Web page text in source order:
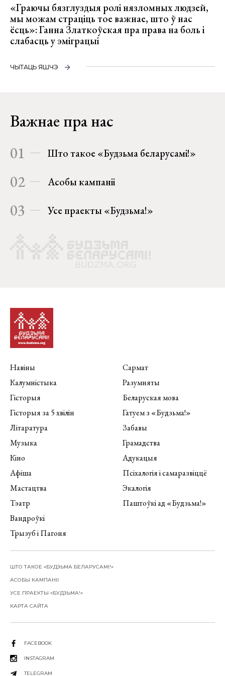
«Граючы бязглуздыя ролі нязломных людзей,
мы можам страціць тое важнае, што ў нас
ёсць»: Ганна Златкоўская пра права на боль і
слабасць у эміграцыі
ЧЫТАЦЬ ЯШЧЭ
Важнае пра нас
01 Што такое «Будзьма беларусамі!»
02 Асобы кампаніі
03 Усе праекты «Будзьма!»
Навіны
Калумністыка
Гісторыя
Гісторыя за 5 хвілін
Літаратура
Музыка
Кіно
Афіша
Мастацтва
Тэатр
Вандроўкі
Трызуб і Пагоня
Сармат
Разумняты
Беларуская мова
Гатуем з «Будзьма!»
Забавы
Грамадства
Адукацыя
Псіхалогія і самаразвіццё
Экалогія
Паштоўкі ад «Будзьма!»
ШТО ТАКОЕ «БУДЗЬМА БЕЛАРУСАМІ!»
АСОБЫ КАМПАНІІ
УСЕ ПРАЕКТЫ «БУДЗЬМА!»
КАРТА САЙТА
FACEBOOK
INSTAGRAM
TELEGRAM